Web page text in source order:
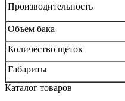
Производительность
Объем бака
Количество щеток
Габариты
Каталог товаров